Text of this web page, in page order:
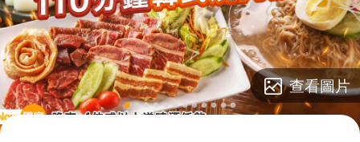
lens lens lens lens lens lens lens lens lens lens lens lens
查看圖片